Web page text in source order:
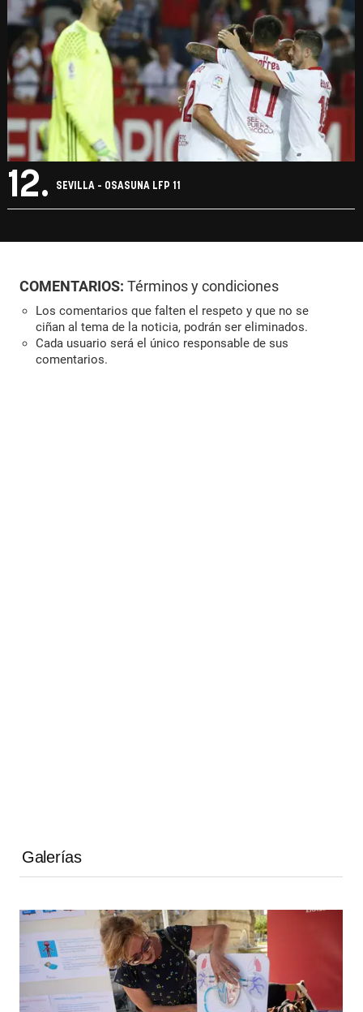
12. SEVILLA - OSASUNA LFP 11
COMENTARIOS: Términos y condiciones
Los comentarios que falten el respeto y que no se
ciñan al tema de la noticia, podrán ser eliminados.
Cada usuario será el único responsable de sus
comentarios.
Galerías